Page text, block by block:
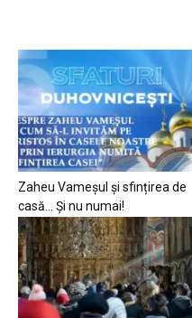
Zaheu Vameșul și sfințirea de
casă… Și nu numai!